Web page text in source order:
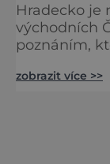
Hradecko je
východních
poznáním,
nachází
zobrazit více >>